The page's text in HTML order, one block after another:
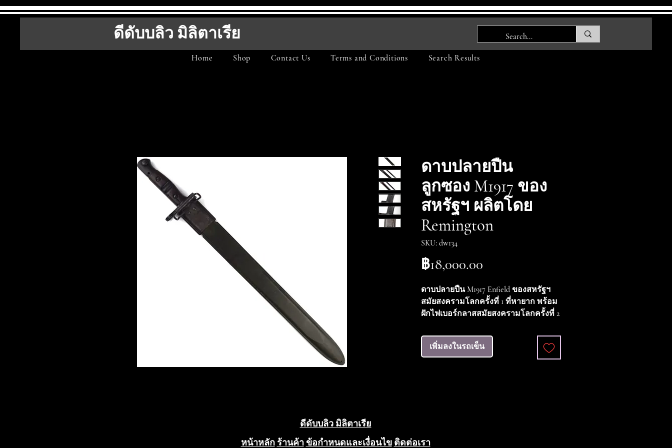
ดีดับบลิว มิลิตาเรีย
Home Shop Contact Us Terms and Conditions Search Results
ดาบปลายปืน
ลูกซอง M1917 ของ
สหรัฐฯ ผลิตโดย
Remington
SKU: dw134
฿18,000.00
ดาบปลายปืน M1917 Enfield ของสหรัฐฯ
สมัยสงครามโลกครั้งที่ 1 ที่หายาก พร้อม
ฝักไฟเบอร์กลาสสมัยสงครามโลกครั้งที่ 2
ปืนนี้มีเครื่องหมาย 1917 เหนือ
REMINGTON ในวงกลมบนโคนใบมีด
ด้านหลังมีสัญลักษณ์ระเบิดเพลิงของกอง
จากโลหะ ซึ่งมีเครื่องหมาย M1917 พร้อม
เพิ่มลงในรถเข็น
ดีดับบลิว มิลิตาเรีย
หน้าหลัก ร้านค้า ข้อกำหนดและเงื่อนไข ติดต่อเรา